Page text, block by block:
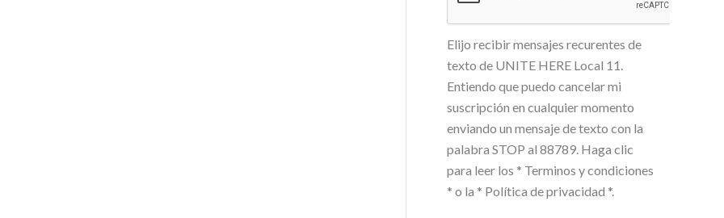
Elijo recibir mensajes recurentes de
texto de UNITE HERE Local 11.
Entiendo que puedo cancelar mi
suscripción en cualquier momento
enviando un mensaje de texto con la
palabra STOP al 88789. Haga clic
para leer los * Terminos y condiciones
* o la * Política de privacidad *.